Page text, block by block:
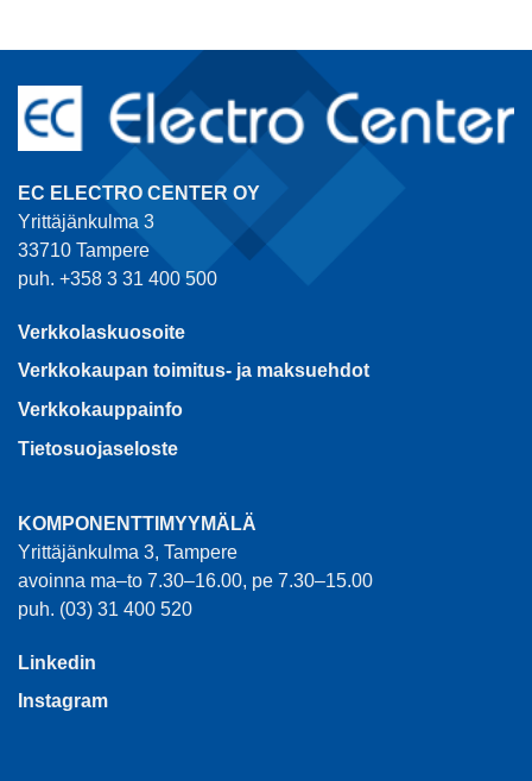
EC ELECTRO CENTER OY
Yrittäjänkulma 3
33710 Tampere
puh. +358 3 31 400 500
Verkkolaskuosoite
Verkkokaupan toimitus- ja maksuehdot
Verkkokauppainfo
Tietosuojaseloste
KOMPONENTTIMYYMÄLÄ
Yrittäjänkulma 3, Tampere
avoinna ma–to 7.30–16.00, pe 7.30–15.00
puh. (03) 31 400 520
Linkedin
Instagram